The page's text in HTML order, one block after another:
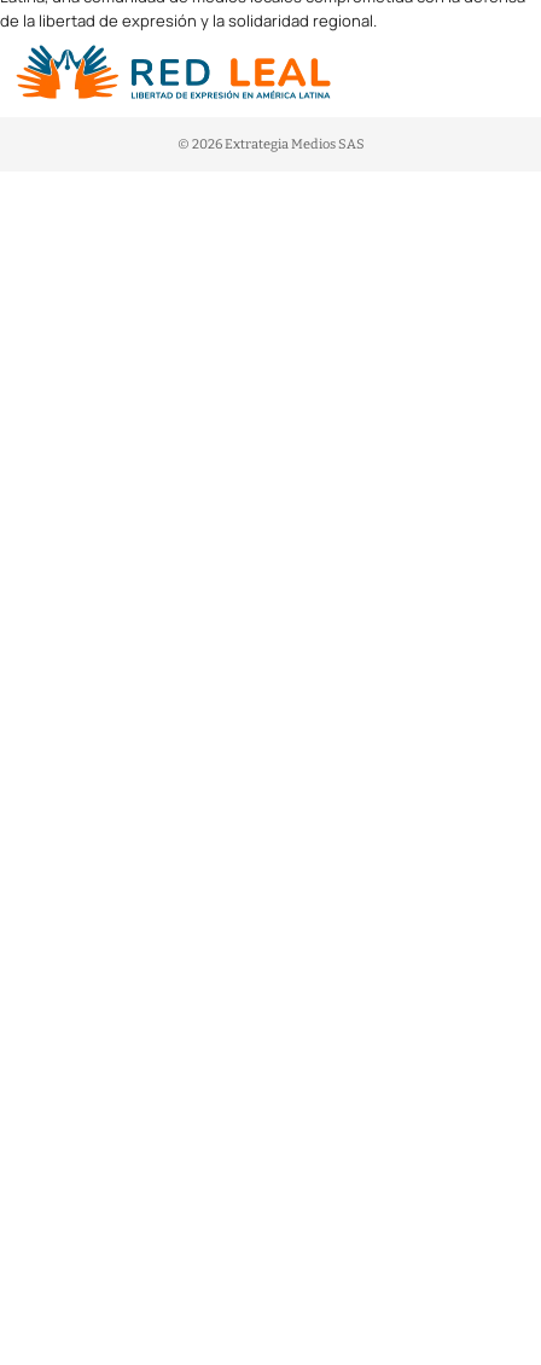
de la libertad de expresión y la solidaridad regional.
© 2026 Extrategia Medios SAS